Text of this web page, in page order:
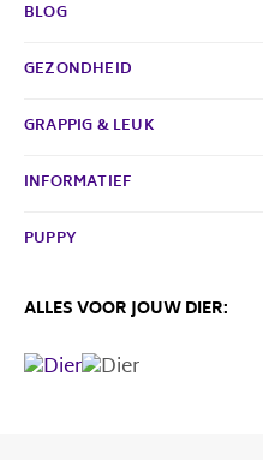
BLOG
GEZONDHEID
GRAPPIG & LEUK
INFORMATIEF
PUPPY
ALLES VOOR JOUW DIER: